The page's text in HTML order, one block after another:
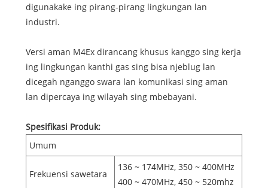
digunakake ing pirang-pirang lingkungan lan
industri.
Versi aman M4Ex dirancang khusus kanggo sing kerja
ing lingkungan kanthi gas sing bisa njeblug lan
dicegah nganggo swara lan komunikasi sing aman
lan dipercaya ing wilayah sing mbebayani.
Spesifikasi Produk:
Umum
Frekuensi sawetara
136 ~ 174MHz, 350 ~ 400MHz
400 ~ 470MHz, 450 ~ 520mhz